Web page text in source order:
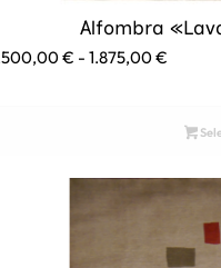
Alfombra
€ - 1.875,00€
desde
hasta